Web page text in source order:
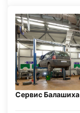
Сервис Балашиха